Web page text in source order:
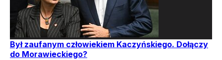
Był zaufanym człowiekiem Kaczyńskiego. Dołączy
do Morawieckiego?